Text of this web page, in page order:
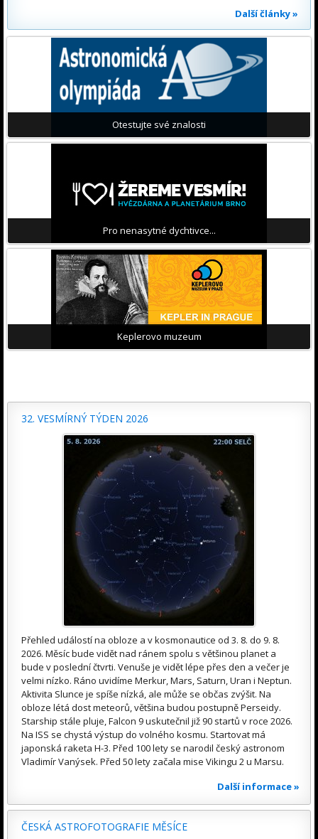
Další články »
Otestujte své znalosti
Pro nenasytné dychtivce...
Keplerovo muzeum
32. VESMÍRNÝ TÝDEN 2026
Přehled událostí na obloze a v kosmonautice od 3. 8. do 9. 8.
2026. Měsíc bude vidět nad ránem spolu s většinou planet a
bude v poslední čtvrti. Venuše je vidět lépe přes den a večer je
velmi nízko. Ráno uvidíme Merkur, Mars, Saturn, Uran i Neptun.
Aktivita Slunce je spíše nízká, ale může se občas zvýšit. Na
obloze létá dost meteorů, většina budou postupně Perseidy.
Starship stále pluje, Falcon 9 uskutečnil již 90 startů v roce 2026.
Na ISS se chystá výstup do volného kosmu. Startovat má
japonská raketa H-3. Před 100 lety se narodil český astronom
Vladimír Vanýsek. Před 50 lety začala mise Vikingu 2 u Marsu.
Další informace »
ČESKÁ ASTROFOTOGRAFIE MĚSÍCE